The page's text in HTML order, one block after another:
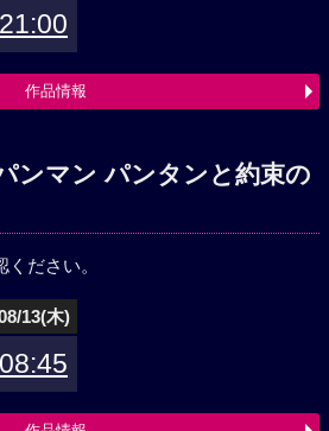
21:00
作品情報
ンマン パンタンと約束の
ださい。
13(木)
08:45